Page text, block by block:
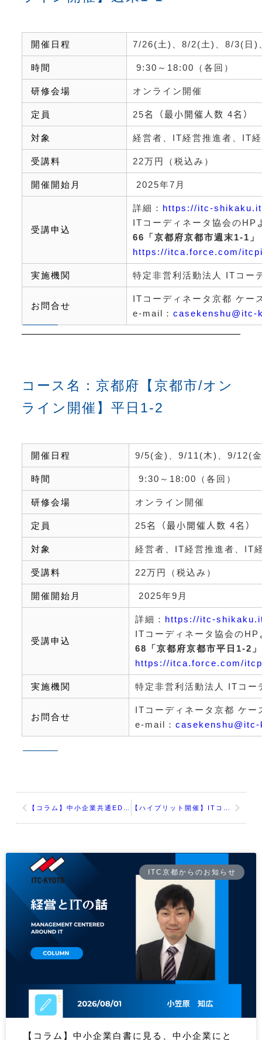
開催日程 7/26(土 ) 8/2(土 ) 8/3( 日 )
時間 9:30 ～ 18:00 （各回）
研修会場 オンライン開催
定員 25名（最小開催人数 4名）
対象 経営者、 IT経営推進者、 IT
受講料 22万円（税込み）
開催開始月 2025年7月
受講申込
詳細： https://itc-
ITコーディネータ協会のHP
66
「京都府京都市週末1-1
https://itca.force.com/
実施機関 特定非営利活動法人 IT コー
お問合せ
IT コーディネータ京都 ケー
e-mail ： casekenshu@itc-
コース名：京都府【京都市/オン
ライン開催】平日1-2
開催日程 9/5(金) 9/11(木) 9/12(金
時間 9:30 ～ 18:00 （各回）
研修会場 オンライン開催
定員 25名（最小開催人数 4名）
対象 経営者、 IT経営推進者、 IT
受講料 22万円（税込み）
開催開始月 2025年9月
受講申込
詳細： https://itc-
IT コーディネータ協会のHP
68
「京都府京都市平日 1-2
https://itca.force.com/
実施機関 特定非営利活動法人 IT コー
お問合せ
IT コーディネータ京都 ケ
e-mail ：
ITC京都からのお知らせ
【コラム】中小企業白書に見る、中小企業にと